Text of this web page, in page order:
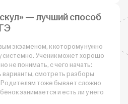
— лучший способ
экзаменом, к которому нужно
системно. Ученик может хорошо
не понимать, с чего начать:
смотреть разборы
Родителям тоже бывает сложно
занимается и есть ли у него